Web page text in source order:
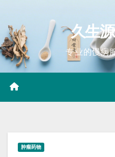
content
久生
专业的慢病
肿瘤药物